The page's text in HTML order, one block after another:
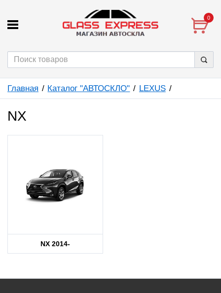
0
Главная Каталог "АВТОСКЛО" LEXUS
NX
NX 2014-